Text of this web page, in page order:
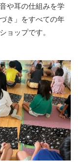
や耳の仕組みを学
き」をすべての年
ョップです。